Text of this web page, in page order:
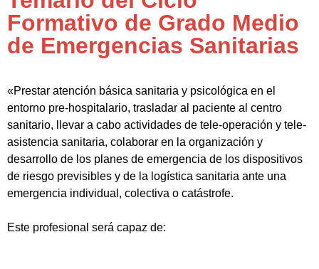
Formativo de Grado Medio
de Emergencias Sanitarias
«Prestar atención básica sanitaria y psicológica en el
entorno pre-hospitalario, trasladar al paciente al centro
sanitario, llevar a cabo actividades de tele-operación y tele-
asistencia sanitaria, colaborar en la organización y
desarrollo de los planes de emergencia de los dispositivos
de riesgo previsibles y de la logística sanitaria ante una
emergencia individual, colectiva o catástrofe.
Este profesional será capaz de: